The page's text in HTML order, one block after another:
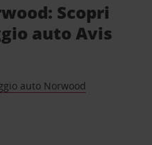
Scopri
auto Avis
auto Norwood